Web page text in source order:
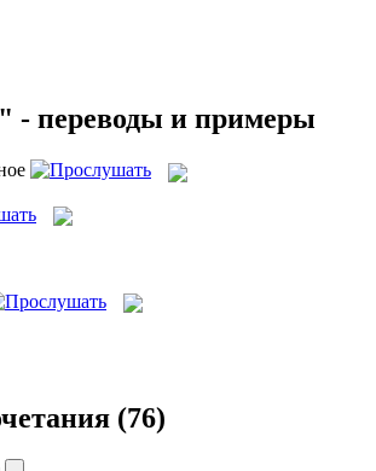
- переводы и примеры
(76)